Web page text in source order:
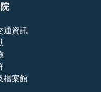
通資訊
檔案館